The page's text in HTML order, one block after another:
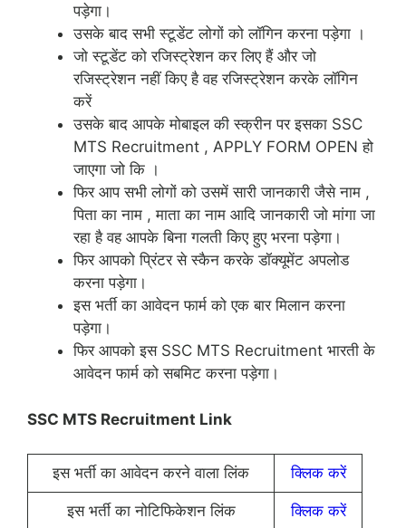
पड़ेगा।
उसके बाद सभी स्टूडेंट लोगों को लॉगिन करना पड़ेगा ।
जो स्टूडेंट को रजिस्ट्रेशन कर लिए हैं और जो
रजिस्ट्रेशन नहीं किए है वह रजिस्ट्रेशन करके लॉगिन
करें
उसके बाद आपके मोबाइल की स्क्रीन पर इसका SSC
MTS Recruitment , APPLY FORM OPEN हो
जाएगा जो कि ।
फिर आप सभी लोगों को उसमें सारी जानकारी जैसे नाम ,
पिता का नाम , माता का नाम आदि जानकारी जो मांगा जा
रहा है वह आपके बिना गलती किए हुए भरना पड़ेगा।
फिर आपको प्रिंटर से स्कैन करके डॉक्यूमेंट अपलोड
करना पड़ेगा।
इस भर्ती का आवेदन फार्म को एक बार मिलान करना
पड़ेगा।
फिर आपको इस SSC MTS Recruitment भारती के
आवेदन फार्म को सबमिट करना पड़ेगा।
SSC MTS Recruitment Link
इस भर्ती का आवेदन करने वाला लिंक क्लिक करें
इस भर्ती का नोटिफिकेशन लिंक क्लिक करें